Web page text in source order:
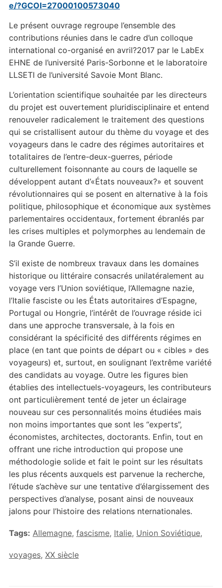
e/?GCOI=27000100573040
Le présent ouvrage regroupe l’ensemble des
contributions réunies dans le cadre d’un colloque
international co-organisé en avril?2017 par le LabEx
EHNE de l’université Paris-Sorbonne et le laboratoire
LLSETI de l’université Savoie Mont Blanc.
L’orientation scientifique souhaitée par les directeurs
du projet est ouvertement pluridisciplinaire et entend
renouveler radicalement le traitement des questions
qui se cristallisent autour du thème du voyage et des
voyageurs dans le cadre des régimes autoritaires et
totalitaires de l’entre-deux-guerres, période
culturellement foisonnante au cours de laquelle se
développent autant d’«États nouveaux?» et souvent
révolutionnaires qui se posent en alternative à la fois
politique, philosophique et économique aux systèmes
parlementaires occidentaux, fortement ébranlés par
les crises multiples et polymorphes au lendemain de
la Grande Guerre.
S’il existe de nombreux travaux dans les domaines
historique ou littéraire consacrés unilatéralement au
voyage vers l’Union soviétique, l’Allemagne nazie,
l’Italie fasciste ou les États autoritaires d’Espagne,
Portugal ou Hongrie, l’intérêt de l’ouvrage réside ici
dans une approche transversale, à la fois en
considérant la spécificité des différents régimes en
place (en tant que points de départ ou « cibles » des
voyageurs) et, surtout, en soulignant l’extrême variété
des candidats au voyage. Outre les figures bien
établies des intellectuels-voyageurs, les contributeurs
ont particulièrement tenté de jeter un éclairage
nouveau sur ces personnalités moins étudiées mais
non moins importantes que sont les “experts”,
économistes, architectes, doctorants. Enfin, tout en
offrant une riche introduction qui propose une
méthodologie solide et fait le point sur les résultats
les plus récents auxquels est parvenue la recherche,
l’étude s’achève sur une tentative d’élargissement des
perspectives d’analyse, posant ainsi de nouveaux
jalons pour l’histoire des relations nternationales.
Tags: Allemagne, fascisme, Italie, Union Soviétique,
voyages, XX siècle